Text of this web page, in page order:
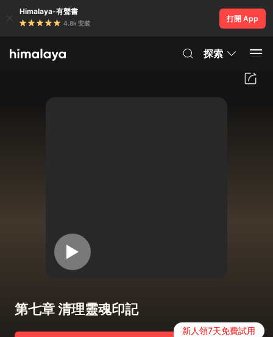
Himalaya-有聲書
4.8k 安裝
打開 App
探索
第七章 清理靈魂印記
新人領7天免費試用